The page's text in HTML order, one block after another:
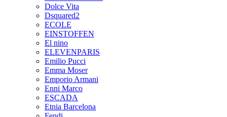
Dolce Vita
Dsquared2
ECOLE
EINSTOFFEN
El nino
ELEVENPARIS
Emilio Pucci
Emma Moser
Emporio Armani
Enni Marco
ESCADA
Etnia Barcelona